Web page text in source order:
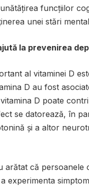
funcțiilor
unei stări
la prevenirea
al vitaminei D
D au fost
D poate
se datorează, în
și a altor
arătat că
experimenta